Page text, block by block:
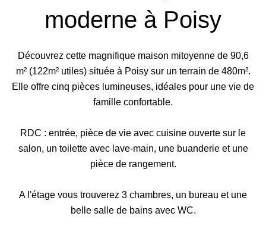
moderne à Poisy
Découvrez cette magnifique maison mitoyenne de 90,6
m² (122m² utiles) située à Poisy sur un terrain de 480m².
Elle offre cinq pièces lumineuses, idéales pour une vie de
famille confortable.
RDC : entrée, pièce de vie avec cuisine ouverte sur le
salon, un toilette avec lave-main, une buanderie et une
pièce de rangement.
A l'étage vous trouverez 3 chambres, un bureau et une
belle salle de bains avec WC.